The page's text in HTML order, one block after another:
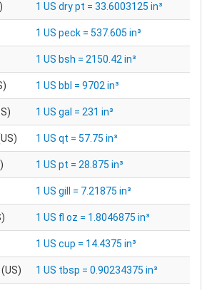
1 US dry pt = 33.6003125 in³
1 US peck = 537.605 in³
1 US bsh = 2150.42 in³
1 US bbl = 9702 in³
1 US gal = 231 in³
1 US qt = 57.75 in³
1 US pt = 28.875 in³
1 US gill = 7.21875 in³
1 US fl oz = 1.8046875 in³
1 US cup = 14.4375 in³
1 US tbsp = 0.90234375 in³